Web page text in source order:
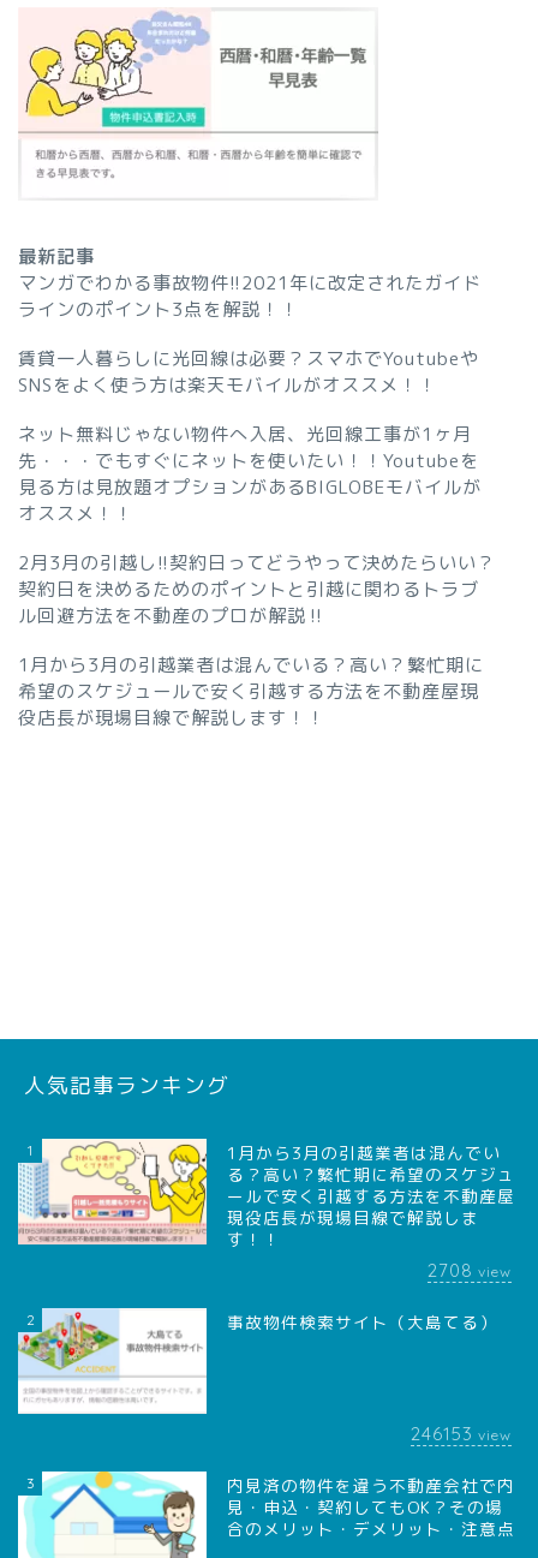
最新記事
マンガでわかる事故物件!!2021年に改定されたガイド
ラインのポイント3点を解説！！
賃貸一人暮らしに光回線は必要？スマホでYoutubeや
SNSをよく使う方は楽天モバイルがオススメ！！
ネット無料じゃない物件へ入居、光回線工事が1ヶ月
先・・・でもすぐにネットを使いたい！！Youtubeを
見る方は見放題オプションがあるBIGLOBEモバイルが
オススメ！！
2月3月の引越し!!契約日ってどうやって決めたらいい？
契約日を決めるためのポイントと引越に関わるトラブ
ル回避方法を不動産のプロが解説‼︎
1月から3月の引越業者は混んでいる？高い？繁忙期に
希望のスケジュールで安く引越する方法を不動産屋現
役店長が現場目線で解説します！！
人気記事ランキング
1
1月から3月の引越業者は混んでい
る？高い？繁忙期に希望のスケジュ
ールで安く引越する方法を不動産屋
現役店長が現場目線で解説しま
す！！
2708 view
2 事故物件検索サイト（大島てる）
246153 view
3
内見済の物件を違う不動産会社で内
見・申込・契約してもOK？その場
合のメリット・デメリット・注意点